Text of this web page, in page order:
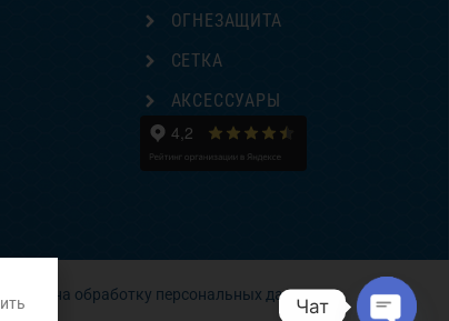
ОГНЕЗАЩИТА
СЕТКА
АКСЕССУАРЫ
на обработку персональных данных
Чат